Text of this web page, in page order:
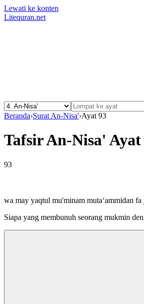
Lewati ke konten
Litequran.net
Beranda›Surat An-Nisa'›Ayat 93
Tafsir An-Nisa' Ayat
93
wa may yaqtul mu'minam muta‘ammidan fa
Siapa yang membunuh seorang mukmin